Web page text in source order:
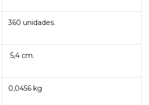
360 unidades.
5,4 cm.
0,0456 kg